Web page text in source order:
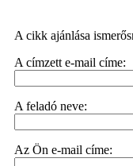
A cikk ajánlása
A címzett e-mail címe:
A feladó neve:
Az Ön e-mail címe: